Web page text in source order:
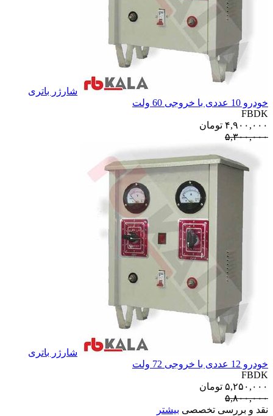
شارژر باتری
خودرو 10 عددی با خروجی 60 ولت
FBDK
۴,۹۰۰,۰۰۰ تومان
۵,۳۰۰,۰۰۰
شارژر باتری
خودرو 12 عددی با خروجی 72 ولت
FBDK
۵,۲۵۰,۰۰۰ تومان
۵,۸۰۰,۰۰۰
نقد و بررسی تخصصی بیشتر